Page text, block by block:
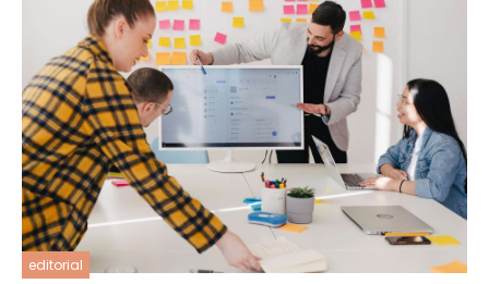
editorial